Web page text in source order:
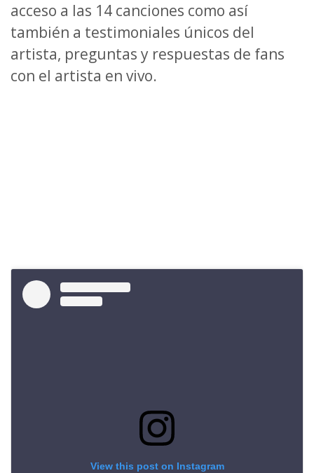
acceso a las 14 canciones como así
también a testimoniales únicos del
artista, preguntas y respuestas de fans
con el artista en vivo.
View this post on Instagram